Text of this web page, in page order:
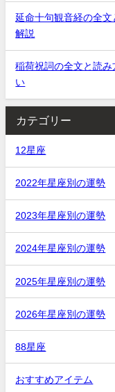
延命十句観音経の全
解説
稲荷祝詞の全文と読
い
カテゴリー
12星座
2022年星座別の運勢
2023年星座別の運勢
2024年星座別の運勢
2025年星座別の運勢
2026年星座別の運勢
88星座
おすすめアイテム